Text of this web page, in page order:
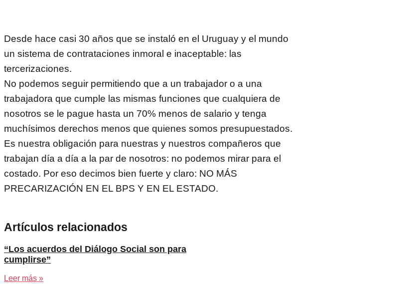
Desde hace casi 30 años que se instaló en el Uruguay y el mundo
un sistema de contrataciones inmoral e inaceptable: las
tercerizaciones.
No podemos seguir permitiendo que a un trabajador o a una
trabajadora que cumple las mismas funciones que cualquiera de
nosotros se le pague hasta un 70% menos de salario y tenga
muchísimos derechos menos que quienes somos presupuestados.
Es nuestra obligación para nuestras y nuestros compañeros que
trabajan día a día a la par de nosotros: no podemos mirar para el
costado. Por eso decimos bien fuerte y claro: NO MÁS
PRECARIZACIÓN EN EL BPS Y EN EL ESTADO.
Artículos relacionados
“Los acuerdos del Diálogo Social son para
cumplirse”
Leer más »